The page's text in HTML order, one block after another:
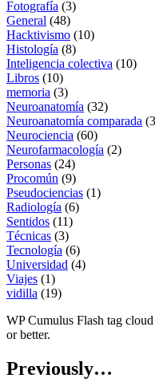
Fotografía (3)
General (48)
Hacktivismo (10)
Histología (8)
Inteligencia colectiva (10)
Libros (10)
memoria (3)
Neuroanatomía (32)
Neuroanatomía comparada
Neurociencia (60)
Neurofarmacología (2)
Personas (24)
Procomún (9)
Pseudociencias (1)
Radiología (6)
Sentidos (11)
Técnicas (3)
Tecnología (6)
Universidad (4)
Viajes (1)
vidilla (19)
WP Cumulus Flash tag
or better.
Previously…